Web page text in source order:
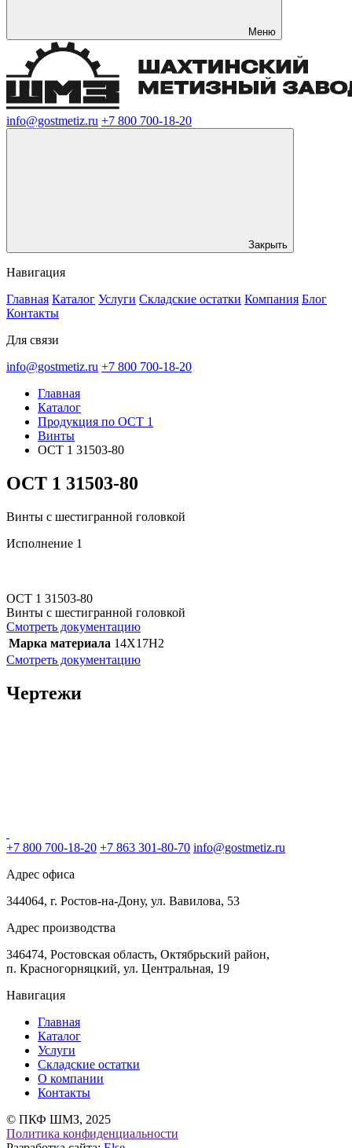
Меню
info@gostmetiz.ru +7 800 700-18-20
Закрыть
Навигация
Главная Каталог Услуги Складские остатки Компания Блог
Контакты
Для связи
info@gostmetiz.ru +7 800 700-18-20
Главная
Каталог
Продукция по ОСТ 1
Винты
ОСТ 1 31503-80
ОСТ 1 31503-80
Винты с шестигранной головкой
Исполнение 1
ОСТ 1 31503-80
Винты с шестигранной головкой
Смотреть документацию
Марка материала 14X17H2
Смотреть документацию
Чертежи
+7 800 700-18-20 +7 863 301-80-70 info@gostmetiz.ru
Адрес офиса
344064, г. Ростов-на-Дону, ул. Вавилова, 53
Адрес производства
346474, Ростовская область, Октябрьский район,
п. Красногорняцкий, ул. Центральная, 19
Навигация
Главная
Каталог
Услуги
Складские остатки
О компании
Контакты
© ПКФ ШМЗ, 2025
Политика конфиденциальности